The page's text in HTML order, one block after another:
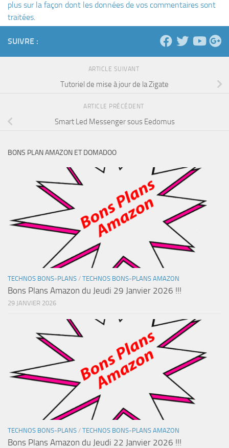
plus sur la façon dont les données de vos commentaires sont
traitées.
SUIVRE :
ARTICLE SUIVANT
Tutoriel de mise à jour de la Zigate
ARTICLE PRÉCÉDENT
Smart Led Messenger sous Eedomus
BONS PLAN AMAZON ET DOMADOO
TECHNOS BONS-PLANS / TECHNOS BONS-PLANS AMAZON
Bons Plans Amazon du Jeudi 29 Janvier 2026 !!!
29 JANVIER 2026
TECHNOS BONS-PLANS / TECHNOS BONS-PLANS AMAZON
Bons Plans Amazon du Jeudi 22 Janvier 2026 !!!